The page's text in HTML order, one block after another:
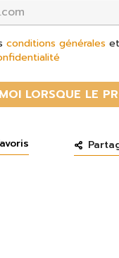
conditions générales et
LORSQUE LE